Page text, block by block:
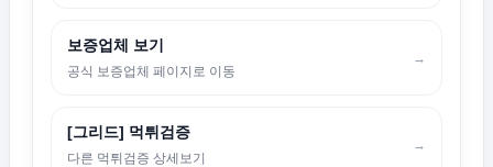
보증업체 보기
공식 보증업체 페이지로 이동
→
[그리드] 먹튀검증
다른 먹튀검증 상세보기
→